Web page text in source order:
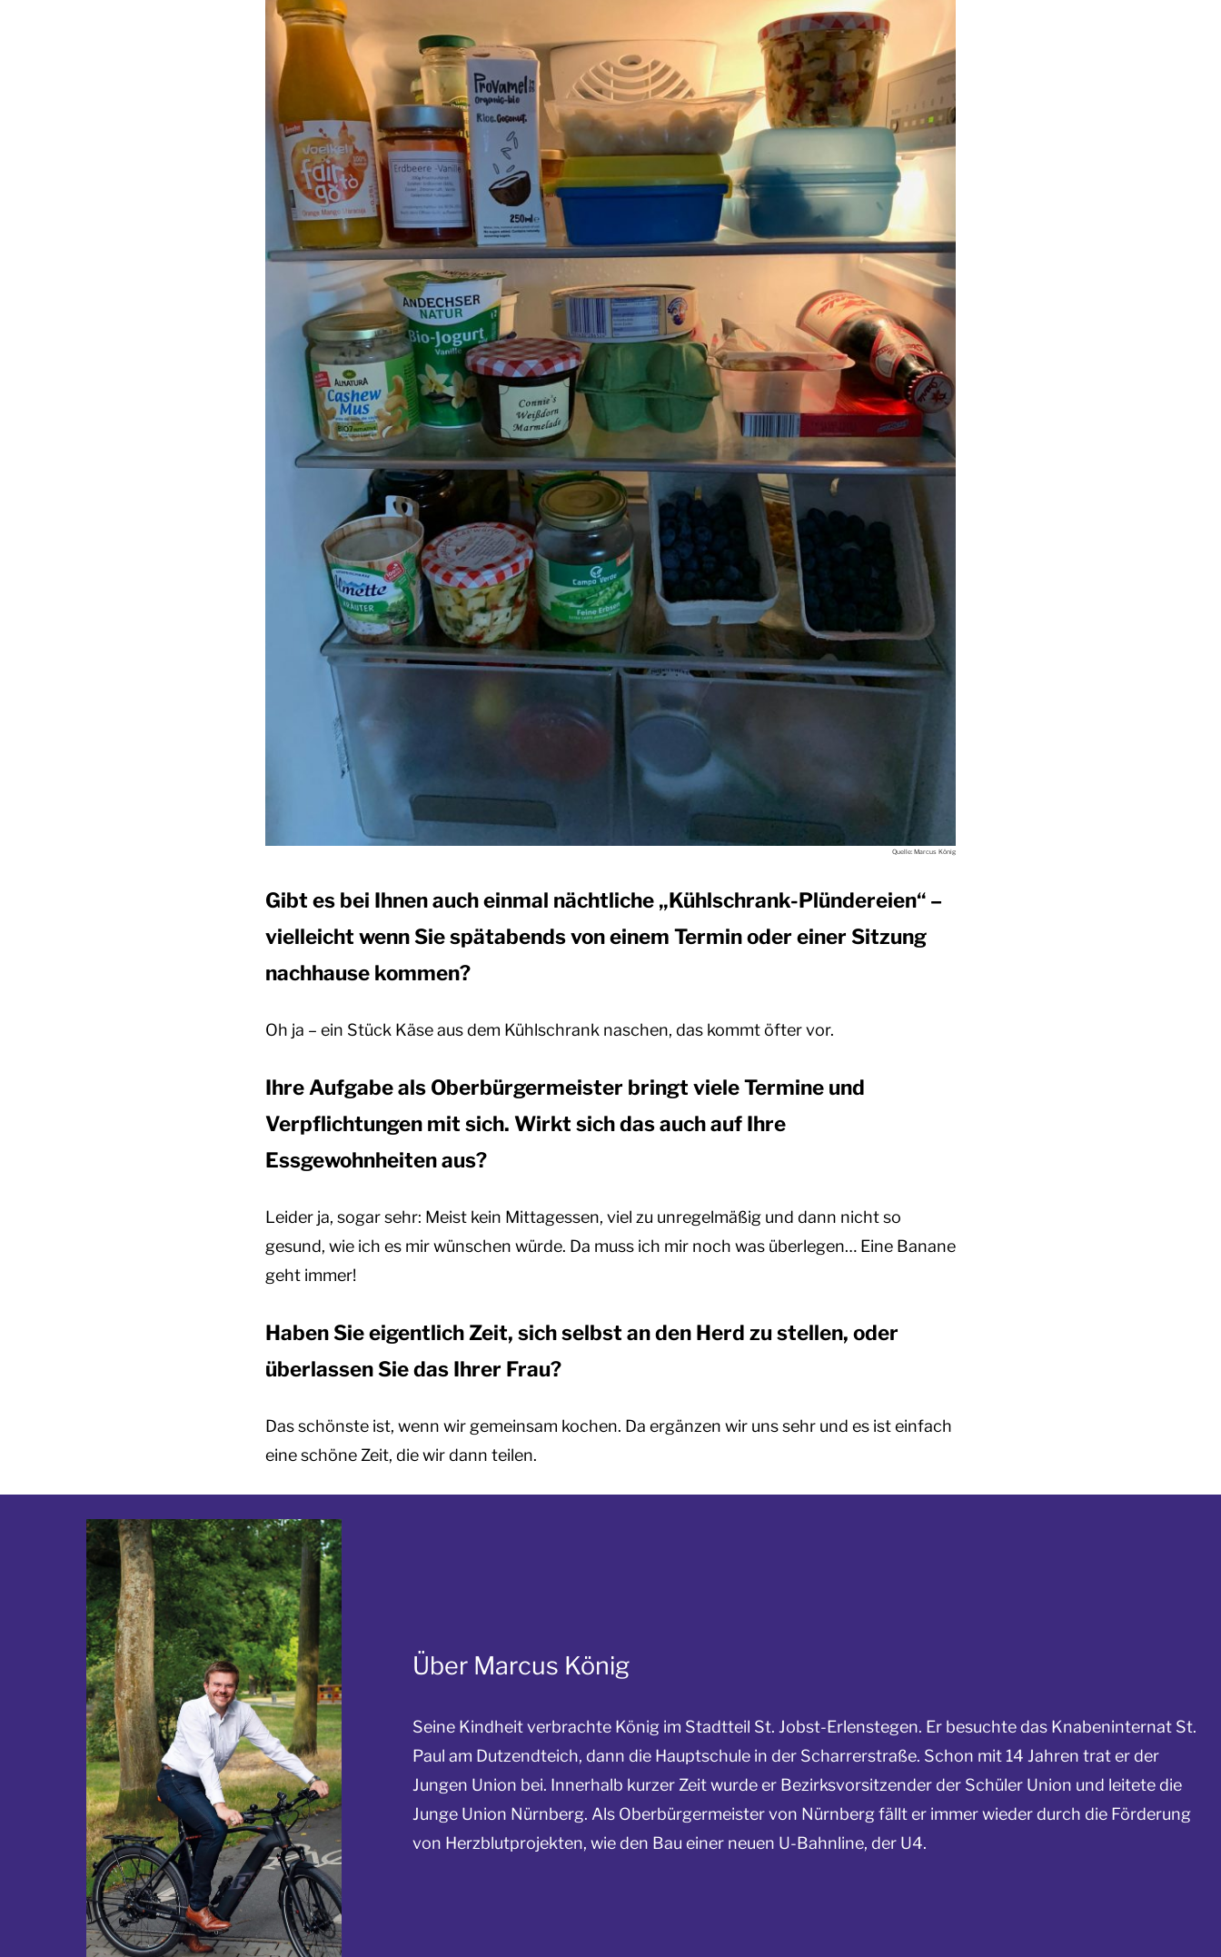
Quelle: Marcus König
Gibt es bei Ihnen auch einmal nächtliche „Kühlschrank-Plündereien“ –
vielleicht wenn Sie spätabends von einem Termin oder einer Sitzung
nachhause kommen?
Oh ja – ein Stück Käse aus dem Kühlschrank naschen, das kommt öfter vor.
Ihre Aufgabe als Oberbürgermeister bringt viele Termine und
Verpflichtungen mit sich. Wirkt sich das auch auf Ihre
Essgewohnheiten aus?
Leider ja, sogar sehr: Meist kein Mittagessen, viel zu unregelmäßig und dann nicht so
gesund, wie ich es mir wünschen würde. Da muss ich mir noch was überlegen… Eine Banane
geht immer!
Haben Sie eigentlich Zeit, sich selbst an den Herd zu stellen, oder
überlassen Sie das Ihrer Frau?
Das schönste ist, wenn wir gemeinsam kochen. Da ergänzen wir uns sehr und es ist einfach
eine schöne Zeit, die wir dann teilen.
Über Marcus König
Seine Kindheit verbrachte König im Stadtteil St. Jobst-Erlenstegen. Er besuchte das Knabeninternat St.
Paul am Dutzendteich, dann die Hauptschule in der Scharrerstraße. Schon mit 14 Jahren trat er der
Jungen Union bei. Innerhalb kurzer Zeit wurde er Bezirksvorsitzender der Schüler Union und leitete die
Junge Union Nürnberg. Als Oberbürgermeister von Nürnberg fällt er immer wieder durch die Förderung
von Herzblutprojekten, wie den Bau einer neuen U-Bahnline, der U4.